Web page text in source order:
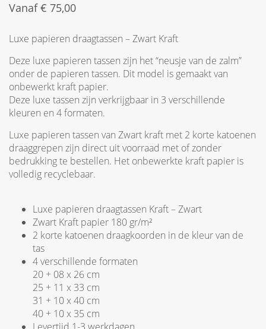
Vanaf€ 75,00
Luxe papieren draagtassen – Zwart Kraft
Deze luxe papieren tassen zijn het “neusje van de zalm”
onder de papieren tassen. Dit model is gemaakt van
onbewerkt kraft papier.
Deze luxe tassen zijn verkrijgbaar in 3 verschillende
kleuren en 4 formaten.
Luxe papieren tassen van Zwart kraft met 2 korte katoenen
draaggrepen zijn direct uit voorraad met of zonder
bedrukking te bestellen. Het onbewerkte kraft papier is
volledig recyclebaar.
Luxe papieren draagtassen Kraft – Zwart
Zwart Kraft papier 180 gr/m²
2 korte katoenen draagkoorden in de kleur van de
tas
4 verschillende formaten
20 + 08 x 26 cm
25 + 11 x 33 cm
31 + 10 x 40 cm
40 + 10 x 35 cm